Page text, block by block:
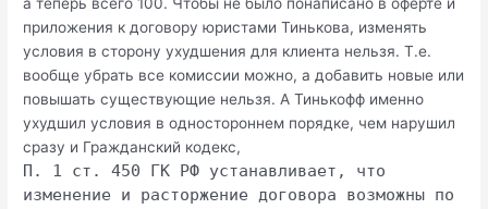
приложения к договору юристами Тинькова, изменять
условия в сторону ухудшения для клиента нельзя. Т.е.
вообще убрать все комиссии можно, а добавить новые или
повышать существующие нельзя. А Тинькофф именно
ухудшил условия в одностороннем порядке, чем нарушил
сразу и Гражданский кодекс,
П. 1 ст. 450 ГК РФ устанавливает, что
изменение и расторжение договора возможны по